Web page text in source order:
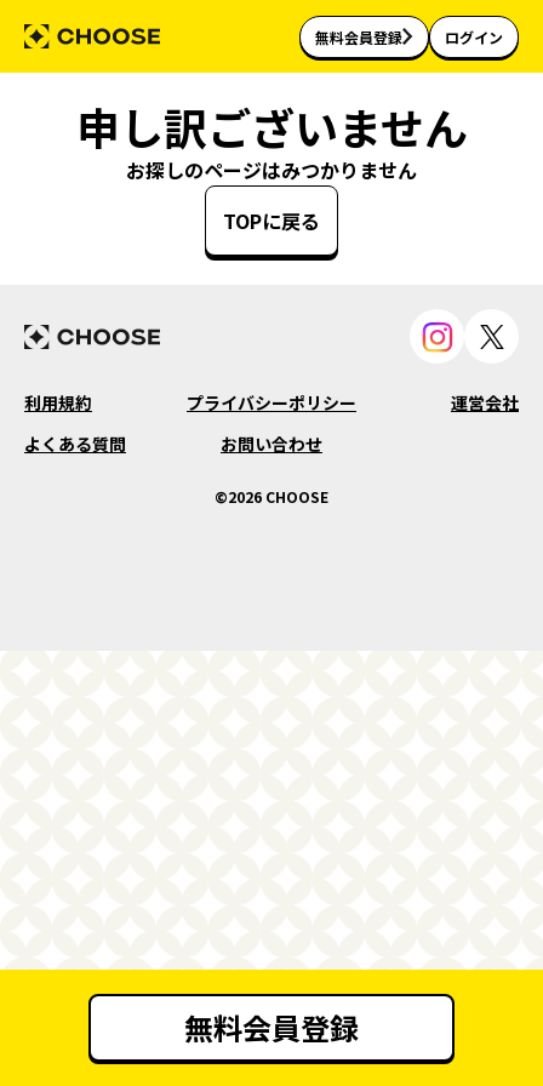
無料会員登録 ログイン
申し訳ございません
お探しのページはみつかりません
TOPに戻る
利用規約 プライバシーポリシー
運営会社
よくある質問
お問い合わせ
©2026 CHOOSE
無料会員登録